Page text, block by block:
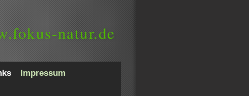
fokus-natur.de
Impressum